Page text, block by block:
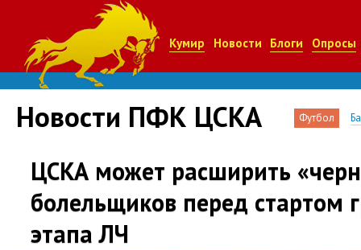
Кумир Новости Блоги Опросы
Новости ПФК ЦСКА Футбол
ЦСКА может расширить
болельщиков перед стартом
этапа ЛЧ